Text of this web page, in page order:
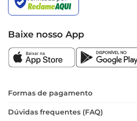
Baixe nosso App
Formas de pagamento
Dúvidas frequentes (FAQ)